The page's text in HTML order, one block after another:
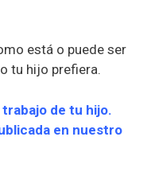
está o puede ser
tu hijo prefiera.
de tu hijo.
en nuestro